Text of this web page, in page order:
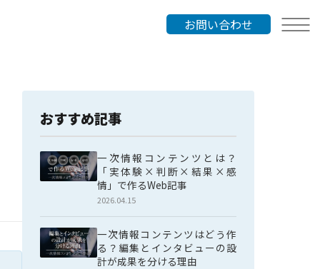
お問い合わせ
おすすめ記事
一次情報コンテンツとは？
「実体験×判断×結果×感
情」で作るWeb記事
2026.04.15
一次情報コンテンツはどう作
る？編集とインタビューの設
計が成果を分ける理由